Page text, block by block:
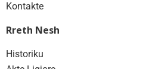
Kontakte
Rreth Nesh
Historiku